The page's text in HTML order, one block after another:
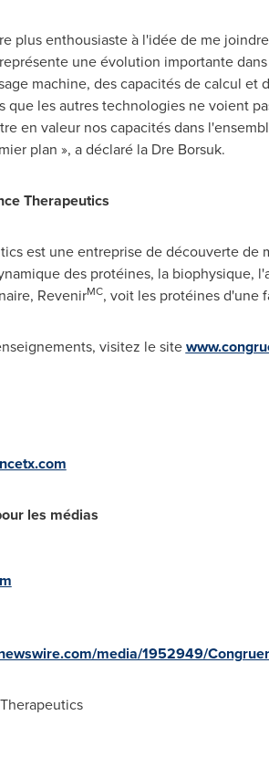
plus enthousiaste à l'idée de me
une évolution importante
machine, des capacités de calcul
que les autres technologies ne voient
en valeur nos capacités dans
plan », a déclaré la Dre Borsuk.
Therapeutics
est une entreprise de découverte
des protéines, la
RevenirMC, voit les protéines d'une
visitez le site
les médias
media/1952949/